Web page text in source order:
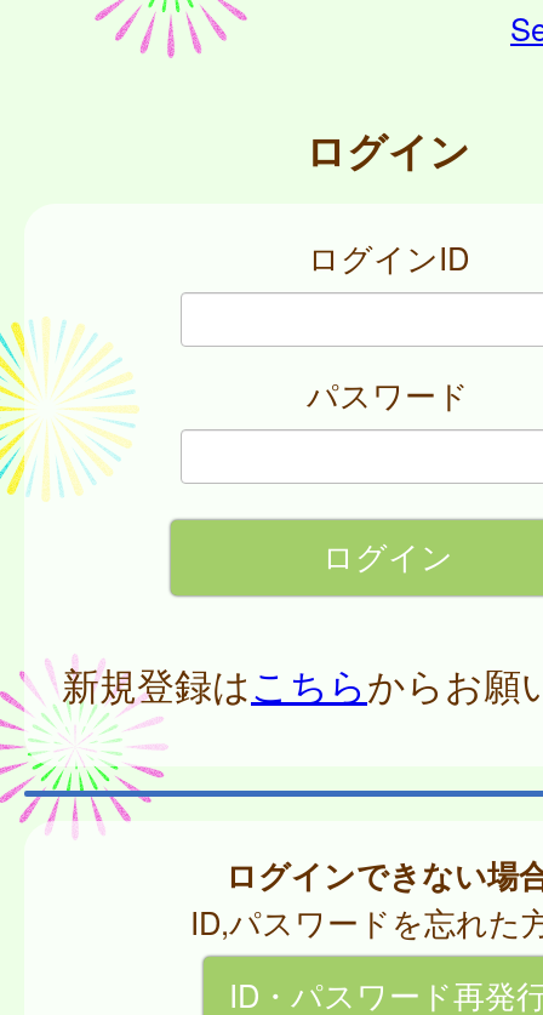
ログイン
ログインID
パスワード
新規登録はこちらからお願
ログインできない場
ID,パスワードを忘れた
ID・パスワード再発